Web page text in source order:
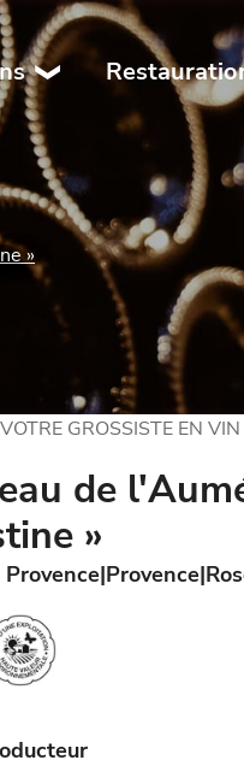
»
GROSSISTE EN
de
»
Provence Provence